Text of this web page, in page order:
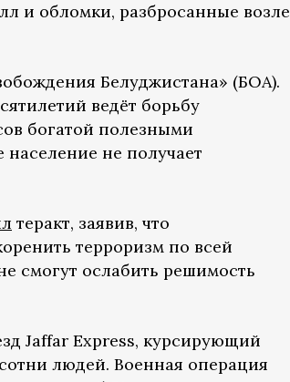
и обломки, разбросанные возле
Белуджистана» (БОА).
ведёт борьбу
богатой полезными
не получает
теракт, заявив, что
терроризм по всей
смогут ослабить решимость
Jaffar Express, курсирующий
людей. Военная операция